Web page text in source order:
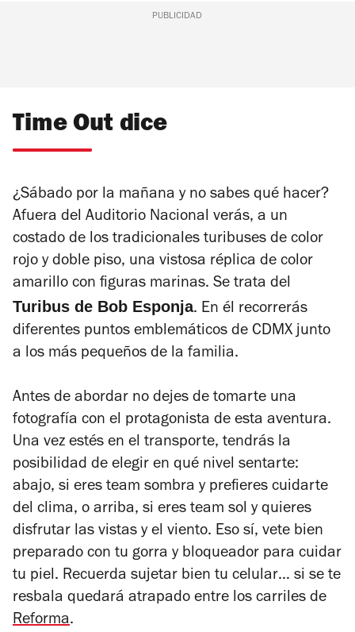
PUBLICIDAD
Time Out dice
¿Sábado por la mañana y no sabes qué hacer?
Afuera del Auditorio Nacional verás, a un
costado de los tradicionales turibuses de color
rojo y doble piso, una vistosa réplica de color
amarillo con figuras marinas. Se trata del
Turibus de Bob Esponja. En él recorrerás
diferentes puntos emblemáticos de CDMX junto
a los más pequeños de la familia.
Antes de abordar no dejes de tomarte una
fotografía con el protagonista de esta aventura.
Una vez estés en el transporte, tendrás la
posibilidad de elegir en qué nivel sentarte:
abajo, si eres team sombra y prefieres cuidarte
del clima, o arriba, si eres team sol y quieres
disfrutar las vistas y el viento. Eso sí, vete bien
preparado con tu gorra y bloqueador para cuidar
tu piel. Recuerda sujetar bien tu celular… si se te
resbala quedará atrapado entre los carriles de
Reforma.